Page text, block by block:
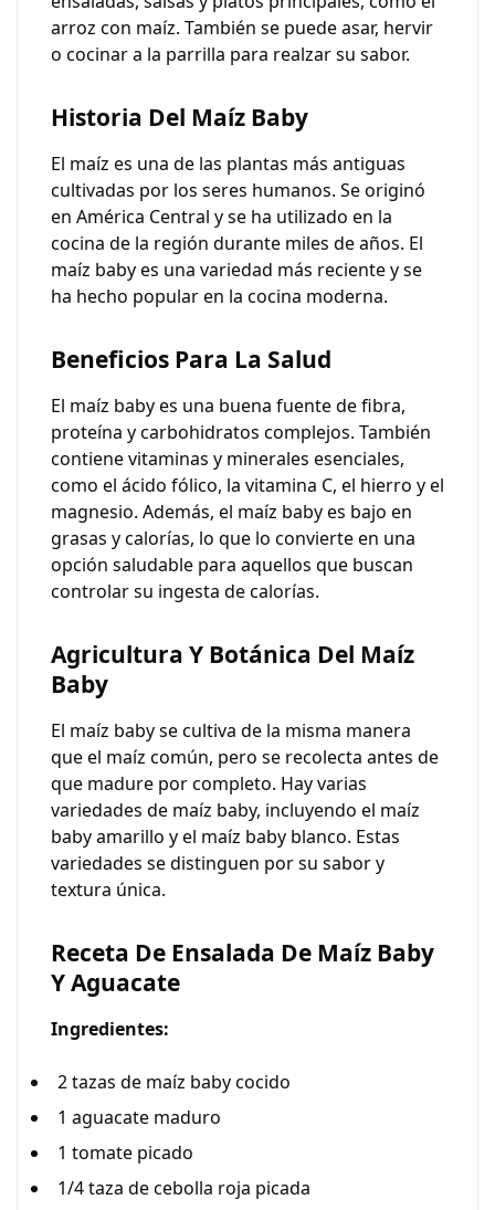
arroz con maíz. También se puede asar, hervir
o cocinar a la parrilla para realzar su sabor.
Historia Del Maíz Baby
El maíz es una de las plantas más antiguas
cultivadas por los seres humanos. Se originó
en América Central y se ha utilizado en la
cocina de la región durante miles de años. El
maíz baby es una variedad más reciente y se
ha hecho popular en la cocina moderna.
Beneficios Para La Salud
El maíz baby es una buena fuente de fibra,
proteína y carbohidratos complejos. También
contiene vitaminas y minerales esenciales,
como el ácido fólico, la vitamina C, el hierro y el
magnesio. Además, el maíz baby es bajo en
grasas y calorías, lo que lo convierte en una
opción saludable para aquellos que buscan
controlar su ingesta de calorías.
Agricultura Y Botánica Del Maíz
Baby
El maíz baby se cultiva de la misma manera
que el maíz común, pero se recolecta antes de
que madure por completo. Hay varias
variedades de maíz baby, incluyendo el maíz
baby amarillo y el maíz baby blanco. Estas
variedades se distinguen por su sabor y
textura única.
Receta De Ensalada De Maíz Baby
Y Aguacate
Ingredientes:
2 tazas de maíz baby cocido
1 aguacate maduro
1 tomate picado
1/4 taza de cebolla roja picada